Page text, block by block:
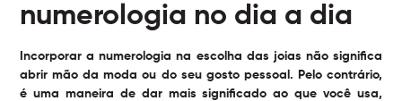
numerologia no dia a dia
Incorporar a numerologia na escolha das joias não significa
abrir mão da moda ou do seu gosto pessoal. Pelo contrário,
é uma maneira de dar mais significado ao que você usa,